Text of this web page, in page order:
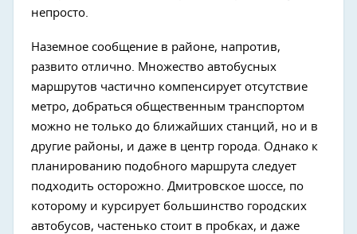
непросто.
Наземное сообщение в районе, напротив,
развито отлично. Множество автобусных
маршрутов частично компенсирует отсутствие
метро, добраться общественным транспортом
можно не только до ближайших станций, но и в
другие районы, и даже в центр города. Однако к
планированию подобного маршрута следует
подходить осторожно. Дмитровское шоссе, по
которому и курсирует большинство городских
автобусов, частенько стоит в пробках, и даже